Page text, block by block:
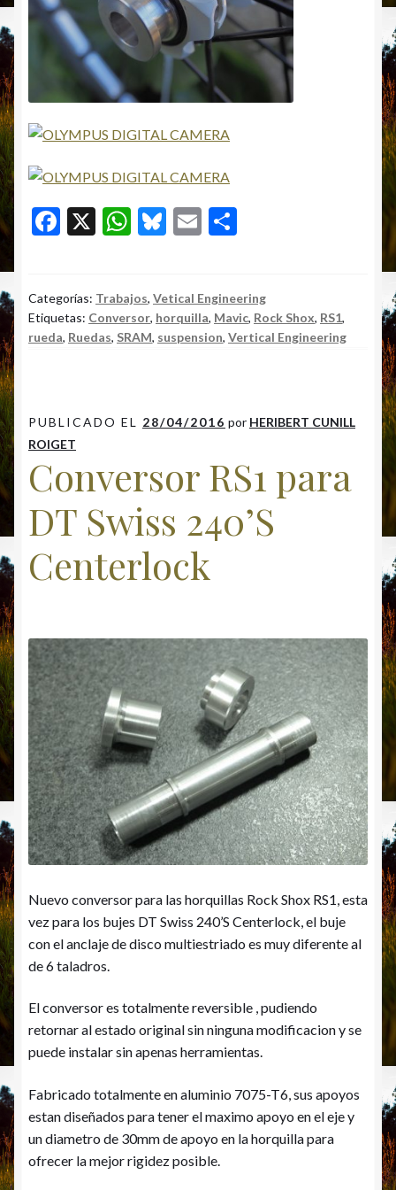
F
b
o
X
W
s
A
Bl
ky
E
l
p
ar
Categorías: Trabajos, Vetical Engineering
Etiquetas: Conversor, horquilla, Mavic, Rock Shox, RS1,
rueda, Ruedas, SRAM, suspension, Vertical Engineering
PUBLICADO EL 28/04/2016 por HERIBERT CUNILL
ROIGET
Conversor RS1 para
DT Swiss 240’S
Centerlock
Nuevo conversor para las horquillas Rock Shox RS1, esta
vez para los bujes DT Swiss 240’S Centerlock, el buje
con el anclaje de disco multiestriado es muy diferente al
de 6 taladros.
El conversor es totalmente reversible , pudiendo
retornar al estado original sin ninguna modificacion y se
puede instalar sin apenas herramientas.
Fabricado totalmente en aluminio 7075-T6, sus apoyos
estan diseñados para tener el maximo apoyo en el eje y
un diametro de 30mm de apoyo en la horquilla para
ofrecer la mejor rigidez posible.